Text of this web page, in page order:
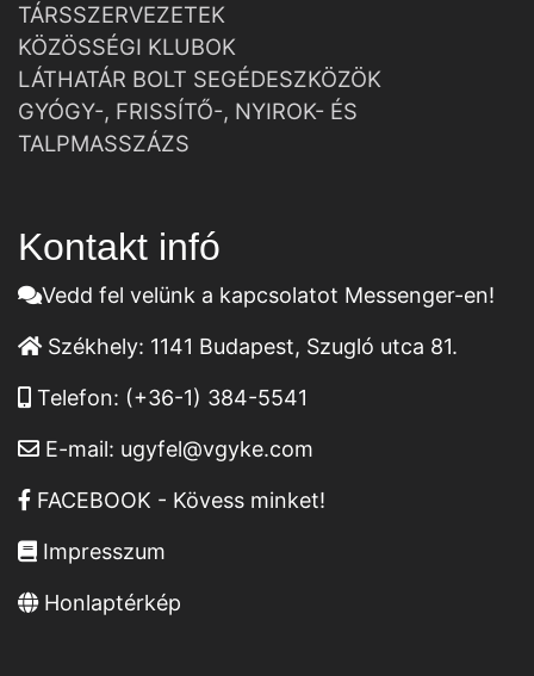
TÁRSSZERVEZETEK
KÖZÖSSÉGI KLUBOK
LÁTHATÁR BOLT SEGÉDESZKÖZÖK
GYÓGY-, FRISSÍTŐ-, NYIROK- ÉS
TALPMASSZÁZS
Kontakt infó
Vedd fel velünk a kapcsolatot Messenger-en!
Székhely: 1141 Budapest, Szugló utca 81.
Telefon: (+36-1) 384-5541
E-mail: ugyfel@vgyke.com
FACEBOOK - Kövess minket!
Impresszum
Honlaptérkép